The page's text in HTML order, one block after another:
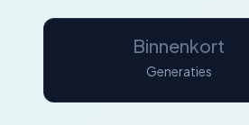
Binnenkort
Generaties